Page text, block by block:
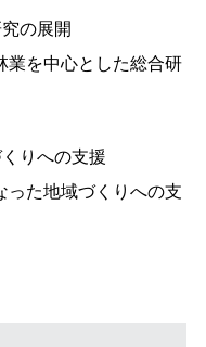
の展開
を中心とした総合研
りへの支援
た地域づくりへの支